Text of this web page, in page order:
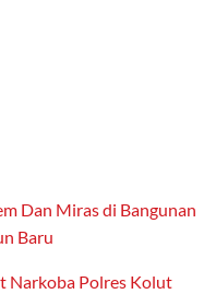
Dan Miras di Bangunan
Baru
Narkoba Polres Kolut